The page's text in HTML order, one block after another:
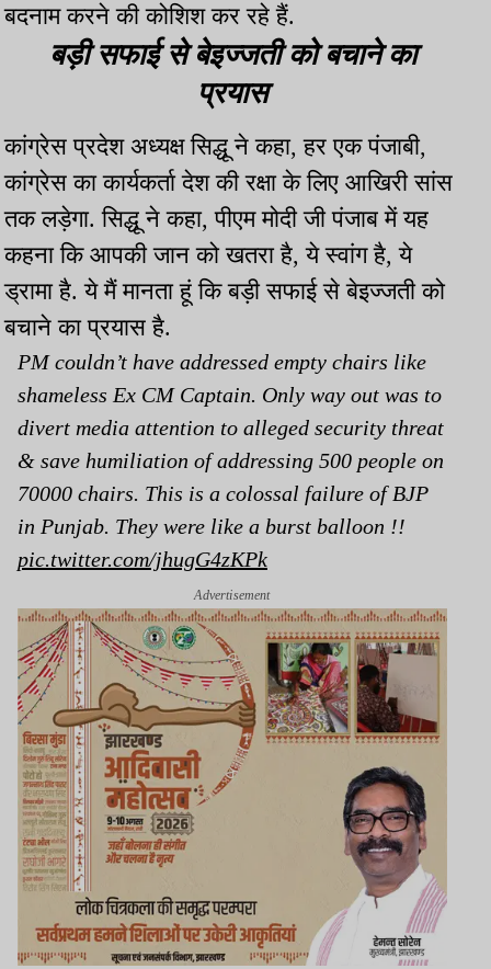
बदनाम करने की कोशिश कर रहे हैं.
बड़ी सफाई से बेइज्जती को बचाने का
प्रयास
कांग्रेस प्रदेश अध्यक्ष सिद्धू ने कहा, हर एक पंजाबी,
कांग्रेस का कार्यकर्ता देश की रक्षा के लिए आखिरी सांस
तक लड़ेगा. सिद्धू ने कहा, पीएम मोदी जी पंजाब में यह
कहना कि आपकी जान को खतरा है, ये स्वांग है, ये
ड्रामा है. ये मैं मानता हूं कि बड़ी सफाई से बेइज्जती को
बचाने का प्रयास है.
PM couldn’t have addressed empty chairs like
shameless Ex CM Captain. Only way out was to
divert media attention to alleged security threat
& save humiliation of addressing 500 people on
70000 chairs. This is a colossal failure of BJP
in Punjab. They were like a burst balloon !!
pic.twitter.com/jhugG4zKPk
Advertisement